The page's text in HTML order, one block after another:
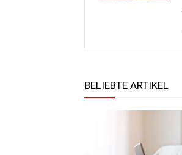
BELIEBTE ARTIKEL